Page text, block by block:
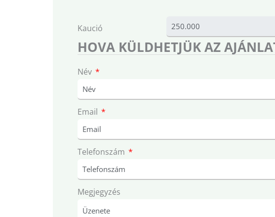
Kaució
HOVA KÜLDHETJÜK AZ
Név
Email
Telefonszám
Megjegyzés